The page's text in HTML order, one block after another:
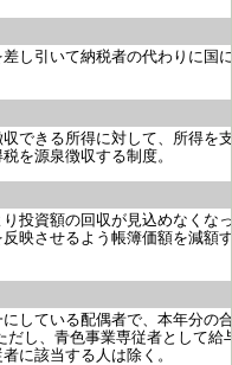
し引いて納税者の代わりに国
できる所得に対して、所得を
を源泉徴収する制度。
投資額の回収が見込めなくな
映させるよう帳簿価額を減額
している配偶者で、本年分の
だし、青色事業専従者として給
に該当する人は除く。